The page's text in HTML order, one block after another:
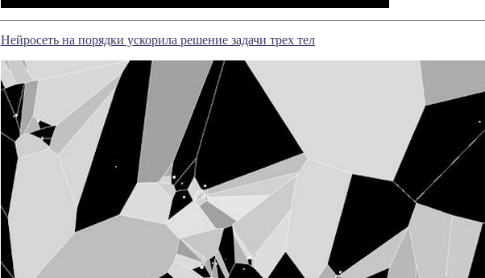
Нейросеть на порядки ускорила решение задачи трех тел